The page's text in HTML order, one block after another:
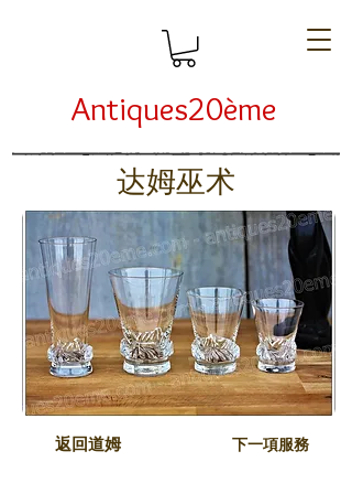
Antiques20ème
达姆巫术
返回道姆 下一項服務